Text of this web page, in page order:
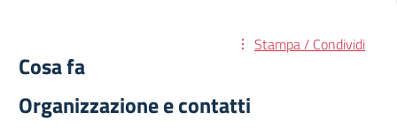
Stampa / Condividi
Cosa fa
Organizzazione e contatti